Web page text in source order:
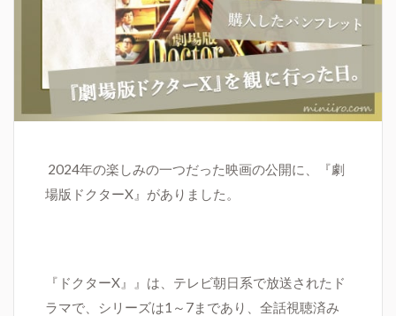
2024年の楽しみの一つだった映画の公開に、
『劇
場版ドクターX 』がありました。
『ドクターX 』』 は、テレビ朝日系で放送されたド
ラマで、シリーズは1～7まであり、全話視聴済み